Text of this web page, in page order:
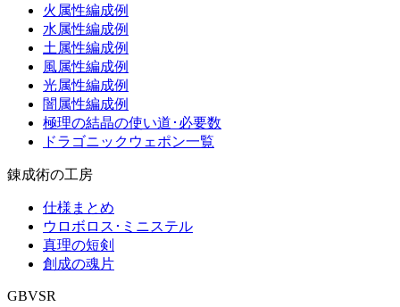
火属性編成例
水属性編成例
土属性編成例
風属性編成例
光属性編成例
闇属性編成例
極理の結晶の使い道･必要数
ドラゴニックウェポン一覧
錬成術の工房
仕様まとめ
ウロボロス･ミニステル
真理の短剣
創成の魂片
GBVSR